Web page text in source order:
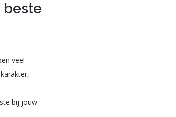
beste
veel
bij jouw